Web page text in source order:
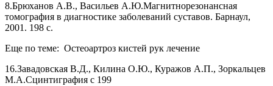
8.Брюханов А.В., Васильев А.Ю.Магнитнорезонансная
томография в диагностике заболеваний суставов. Барнаул,
2001. 198 с.
Еще по теме: Остеоартроз кистей рук лечение
16.Завадовская В.Д., Килина О.Ю., Куражов А.П., Зоркальцев
М.А.Сцинтиграфия с 199